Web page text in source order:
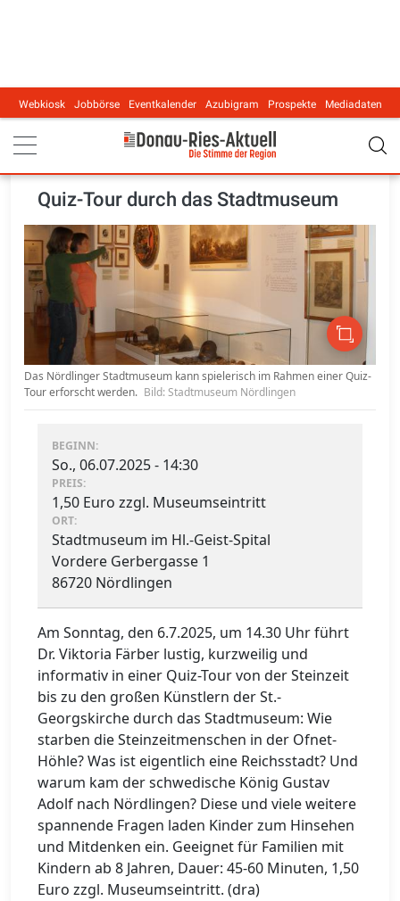
Main navigation
Webkiosk Jobbörse Eventkalender Azubigram Prospekte Mediadaten
Quiz-Tour durch das Stadtmuseum
Das Nördlinger Stadtmuseum kann spielerisch im Rahmen einer Quiz-
Tour erforscht werden. Bild: Stadtmuseum Nördlingen
BEGINN:
So., 06.07.2025 - 14:30
PREIS:
1,50 Euro zzgl. Museumseintritt
ORT:
Stadtmuseum im Hl.-Geist-Spital
Vordere Gerbergasse 1
86720 Nördlingen
Am Sonntag, den 6.7.2025, um 14.30 Uhr führt
Dr. Viktoria Färber lustig, kurzweilig und
informativ in einer Quiz-Tour von der Steinzeit
bis zu den großen Künstlern der St.-
Georgskirche durch das Stadtmuseum: Wie
starben die Steinzeitmenschen in der Ofnet-
Höhle? Was ist eigentlich eine Reichsstadt? Und
warum kam der schwedische König Gustav
Adolf nach Nördlingen? Diese und viele weitere
spannende Fragen laden Kinder zum Hinsehen
und Mitdenken ein. Geeignet für Familien mit
Kindern ab 8 Jahren, Dauer: 45-60 Minuten, 1,50
Euro zzgl. Museumseintritt. (dra)